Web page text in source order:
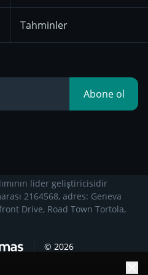
Tahminler
Abone ol
lider geliştiricisidir
2164568, adres: Geneva
Drive, Road Town Tortola,
© 2026